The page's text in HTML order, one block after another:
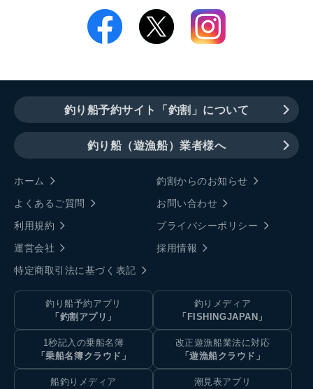
釣り船予約サイト「釣割」について
釣り船（遊漁船）業者様へ
ホーム
釣割からのお知らせ
よくあるご質問
お問い合わせ
利用規約
プライバシーポリシー
運営会社
採用情報
特定商取引法に基づく表記
釣り船予約アプリ
「釣割アプリ」
釣りメディア
「FISHINGJAPAN」
1秒記入の乗船名簿
「乗船名簿クラウド」
改正遊漁船業法に対応
「遊漁船クラウド」
船釣りメディア
潮見表アプリ